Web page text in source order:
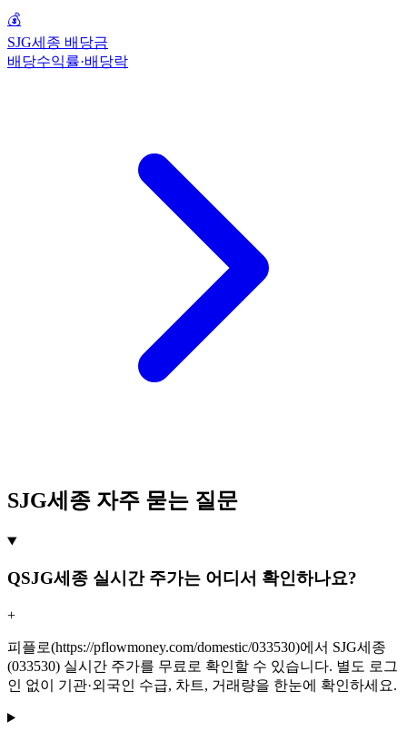
💰
SJG세종 배당금
배당수익률·배당락
SJG세종 자주 묻는 질문
QSJG세종 실시간 주가는 어디서 확인하나요?
+
피플로(https://pflowmoney.com/domestic/033530)에서 SJG세종
(033530) 실시간 주가를 무료로 확인할 수 있습니다. 별도 로그
인 없이 기관·외국인 수급, 차트, 거래량을 한눈에 확인하세요.